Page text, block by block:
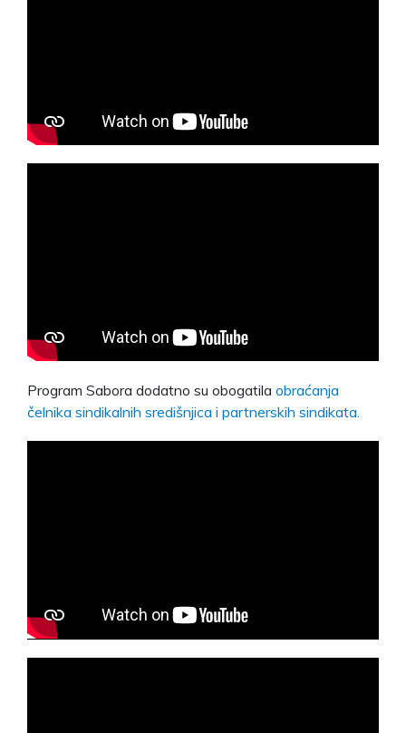
Program Sabora dodatno su obogatila obraćanja
čelnika sindikalnih središnjica i partnerskih sindikata.